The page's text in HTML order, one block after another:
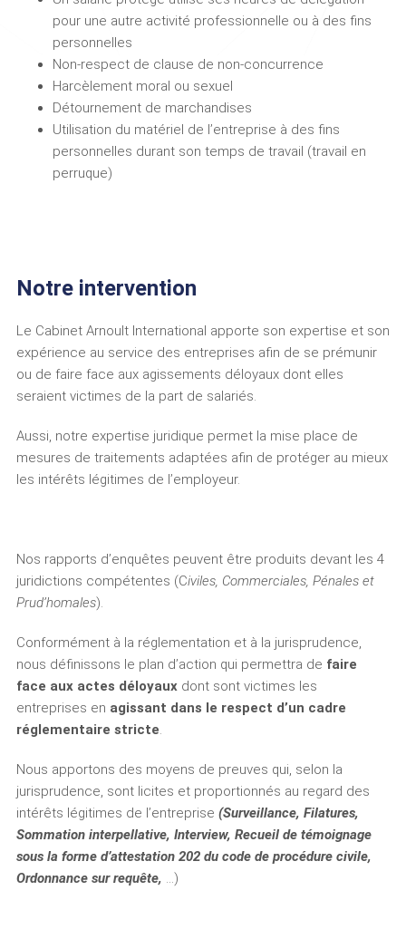
pour une autre activité professionnelle ou à des fins
personnelles
Non-respect de clause de non-concurrence
Harcèlement moral ou sexuel
Détournement de marchandises
Utilisation du matériel de l’entreprise à des fins
personnelles durant son temps de travail (travail en
perruque)
Notre intervention
Le Cabinet Arnoult International apporte son expertise et son
expérience au service des entreprises afin de se prémunir
ou de faire face aux agissements déloyaux dont elles
seraient victimes de la part de salariés.
Aussi, notre expertise juridique permet la mise place de
mesures de traitements adaptées afin de protéger au mieux
les intérêts légitimes de l’employeur.
Nos rapports d’enquêtes peuvent être produits devant les 4
juridictions compétentes (Civiles, Commerciales, Pénales et
Prud’homales).
Conformément à la réglementation et à la jurisprudence,
nous définissons le plan d’action qui permettra de faire
face aux actes déloyauxdont sont victimes les
entreprises en agissant dans le respect d’un cadre
réglementaire stricte.
Nous apportons des moyens de preuves qui, selon la
jurisprudence, sont licites et proportionnés au regard des
intérêts légitimes de l’entreprise (Surveillance, Filatures,
Sommation interpellative, Interview, Recueil de témoignage
sous la forme d’attestation 202 du code de procédure civile,
Ordonnance sur requête, …)